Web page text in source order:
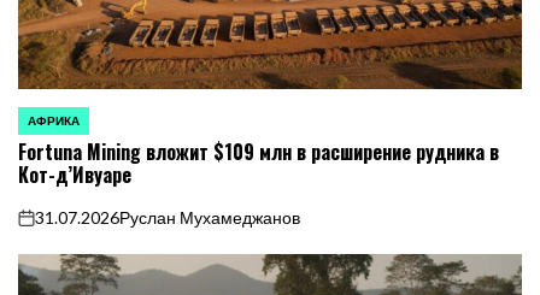
ОПУБЛИКОВАНО
В
АФРИКА
Fortuna Mining вложит $109 млн в расширение рудника в
Кот-д’Ивуаре
on
31.07.2026Руслан Мухамеджанов